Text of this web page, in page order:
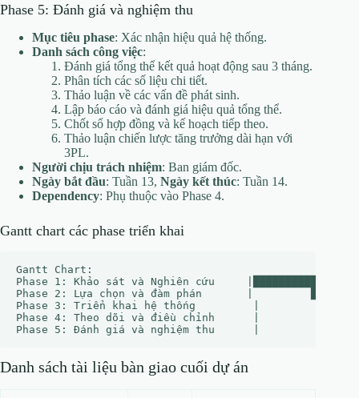
Phase 5: Đánh giá và nghiệm thu
Mục tiêu phase: Xác nhận hiệu quả hệ thống.
Danh sách công việc:
Đánh giá tổng thể kết quả hoạt động sau 3 tháng.
Phân tích các số liệu chi tiết.
Thảo luận về các vấn đề phát sinh.
Lập báo cáo và đánh giá hiệu quả tổng thể.
Chốt sổ hợp đồng và kế hoạch tiếp theo.
Thảo luận chiến lược tăng trưởng dài hạn với
3PL.
Người chịu trách nhiệm: Ban giám đốc.
Ngày bắt đầu: Tuần 13, Ngày kết thúc: Tuần 14.
Dependency: Phụ thuộc vào Phase 4.
Gantt chart các phase triển khai
Gantt Chart:
Phase 1: Khảo sát và Nghiên cứu     |█████████████
Phase 2: Lựa chọn và đàm phán       |
Phase 3: Triển khai hệ thống         |
Phase 4: Theo dõi và điều chỉnh      |
Danh sách tài liệu bàn giao cuối dự án